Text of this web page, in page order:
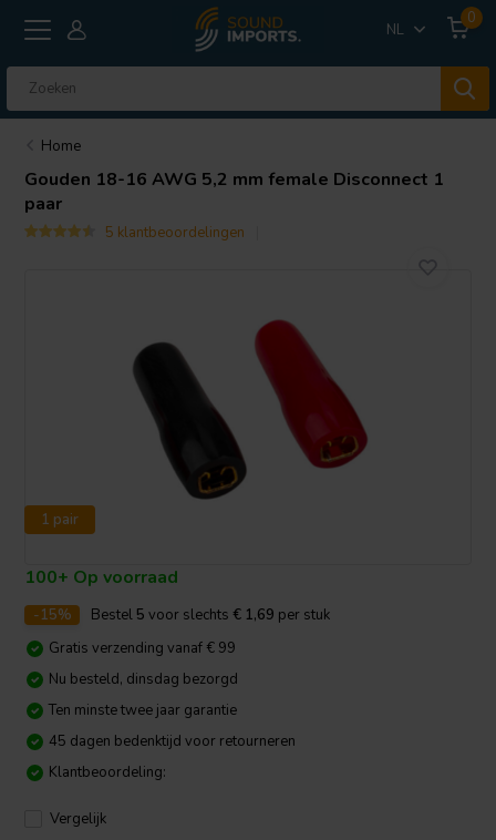
NL
0
Home
Gouden 18-16 AWG 5,2 mm female Disconnect 1
paar
5 klantbeoordelingen
1 pair
100+ Op voorraad
-15% Bestel 5 voor slechts € 1,69 per stuk
Gratis verzending vanaf € 99
Nu besteld, dinsdag bezorgd
Ten minste twee jaar garantie
45 dagen bedenktijd voor retourneren
Klantbeoordeling:
Vergelijk